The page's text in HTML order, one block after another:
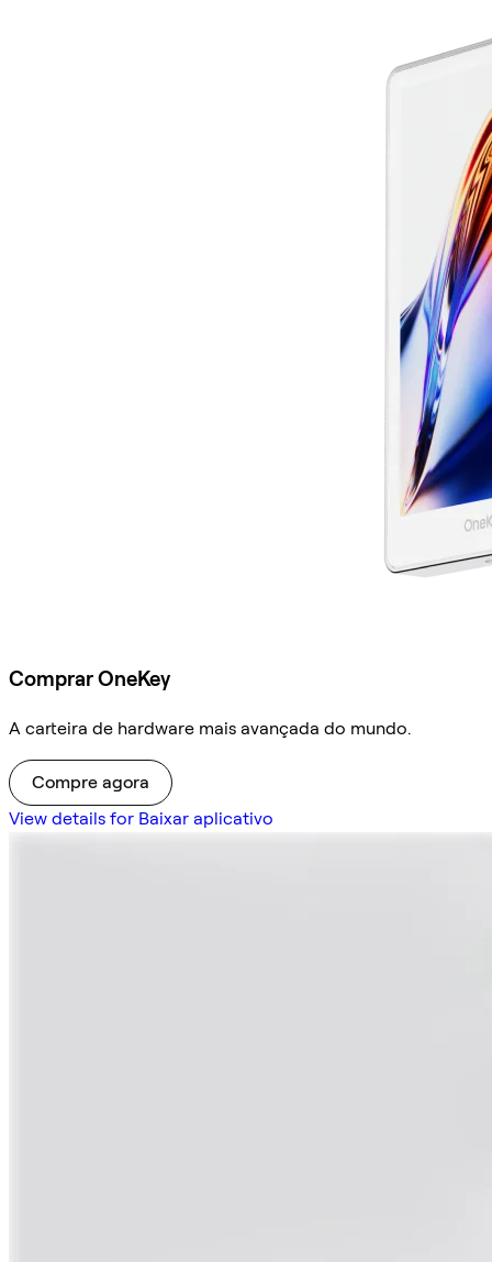
Comprar OneKey
A carteira de hardware mais avançada do mundo.
Compre agora
View details for Baixar aplicativo